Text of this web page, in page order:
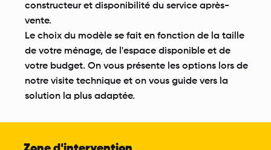
constructeur et disponibilité du service après-
vente.
Le choix du modèle se fait en fonction de la taille
de votre ménage, de l'espace disponible et de
votre budget. On vous présente les options lors de
notre visite technique et on vous guide vers la
solution la plus adaptée.